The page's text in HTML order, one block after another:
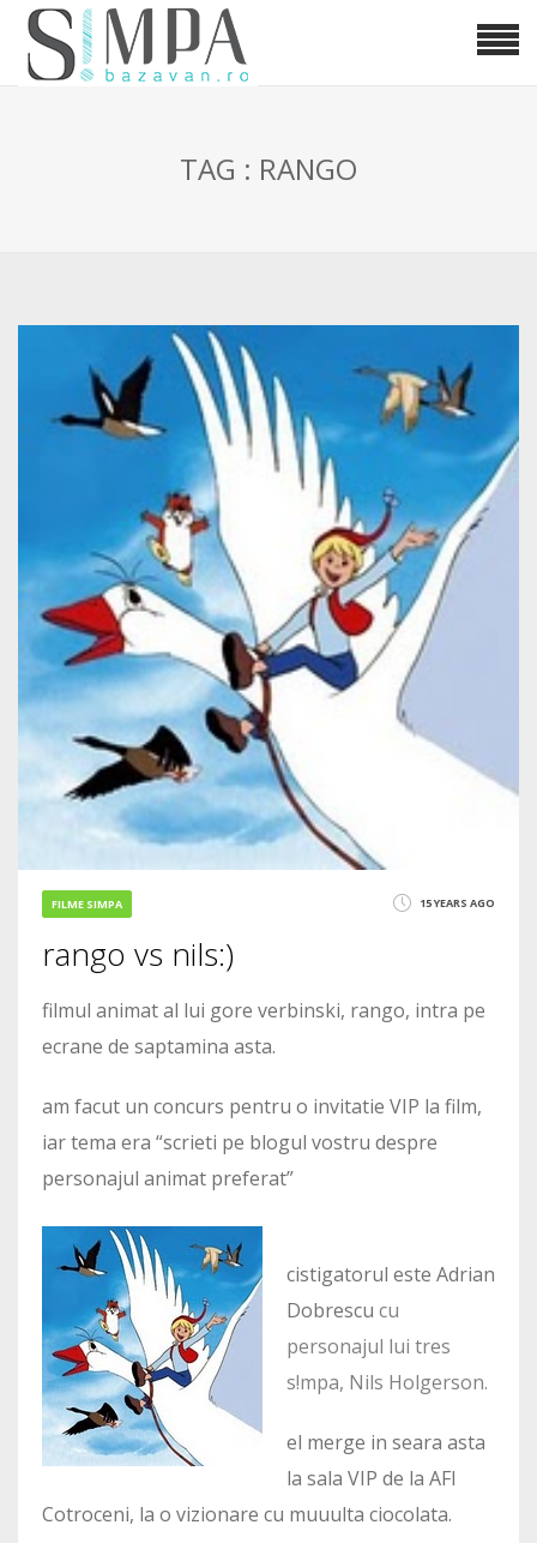
TAG : RANGO
FILME SIMPA 15 YEARS AGO
rango vs nils:)
filmul animat al lui gore verbinski, rango, intra pe
ecrane de saptamina asta.
am facut un concurs pentru o invitatie VIP la film,
iar tema era “scrieti pe blogul vostru despre
personajul animat preferat”
cistigatorul este Adrian
Dobrescu cu
personajul lui tres
s!mpa, Nils Holgerson.
el merge in seara asta
la sala VIP de la AFI
Cotroceni, la o vizionare cu muuulta ciocolata.